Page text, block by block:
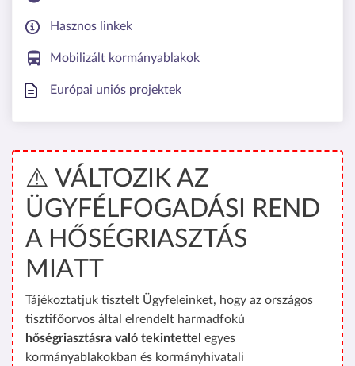
Hasznos linkek
Mobilizált kormányablakok
Európai uniós projektek
⚠️ VÁLTOZIK AZ
ÜGYFÉLFOGADÁSI REND
A HŐSÉGRIASZTÁS
MIATT
Tájékoztatjuk tisztelt Ügyfeleinket, hogy az országos
tisztifőorvos által elrendelt harmadfokú
hőségriasztásra való tekintettel egyes
kormányablakokban és kormányhivatali